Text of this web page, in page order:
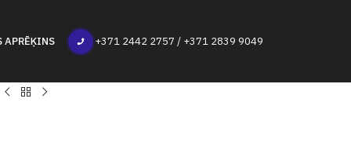
+371 2442 2757 / +371 2839 9049